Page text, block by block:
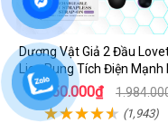
Dương Vật Giả 2 Đầu
Ljoy Rung Tích Điện Mạnh
1.250.000₫
(1,943)